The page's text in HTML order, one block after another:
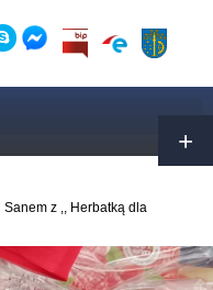
z ,, Herbatką dla